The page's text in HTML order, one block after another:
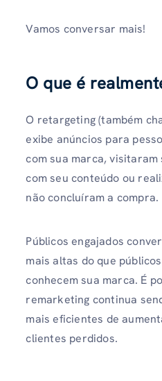
Vamos conversar mais!
O que é
O retargeting (também
exibe anúncios para
com sua marca,
com seu conteúdo ou
não concluíram a compra.
Públicos engajados
mais altas do que
conhecem sua marca. É
remarketing continua
mais eficientes de
clientes perdidos.